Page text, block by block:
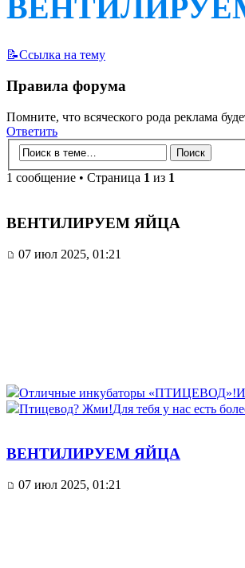
📝Ссылка на тему
Правила форума
Помните, что всяческого рода реклама
Ответить
1 сообщение • Страница 1 из 1
ВЕНТИЛИРУЕМ ЯЙЦА
07 июл 2025, 01:21
Отличные инкубаторы «ПТИЦЕВОД»!
Птицевод? Жми!Для тебя у нас есть
ВЕНТИЛИРУЕМ ЯЙЦА
07 июл 2025, 01:21